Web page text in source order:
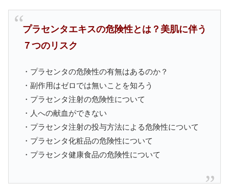
プラセンタエキスの危険性とは？美肌に伴う
７つのリスク
・プラセンタの危険性の有無はあるのか？
・副作用はゼロでは無いことを知ろう
・プラセンタ注射の危険性について
・人への献血ができない
・プラセンタ注射の投与方法による危険性について
・プラセンタ化粧品の危険性について
・プラセンタ健康食品の危険性について